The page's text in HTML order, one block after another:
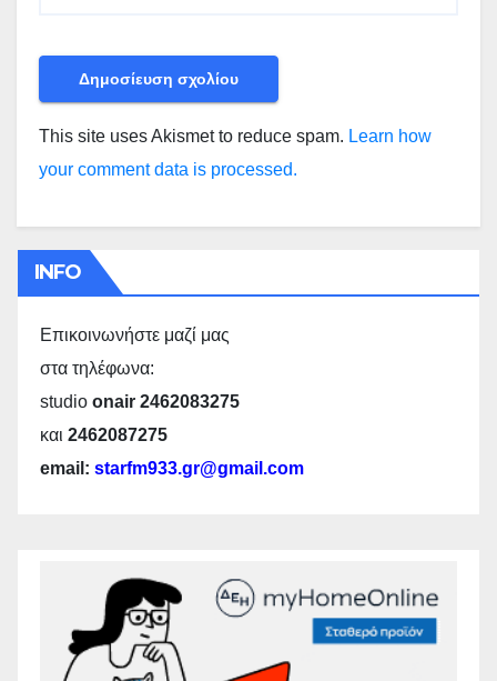
This site uses Akismet to reduce spam. Learn how
your comment data is processed.
INFO
Επικοινωνήστε μαζί μας
στα τηλέφωνα:
studio onair 2462083275
και 2462087275
email: starfm933.gr@gmail.com